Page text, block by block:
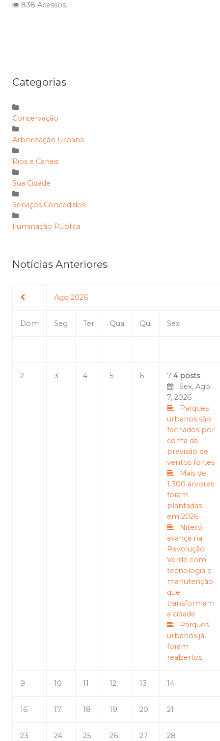
838 Acessos
Categorias
Conservação
Arborização Urbana
Rios e Canais
Sua Cidade
Serviços Concedidos
Iluminação Pública
Notícias Anteriores
Ago 2026
Dom Seg Ter Qua Qui Sex
2 3 4 5 6 7 4 posts
Sex, Ago
7, 2026
Parques
urbanos são
fechados por
conta da
previsão de
ventos fortes
Mais de
1.300 árvores
foram
plantadas
em 2026
Niterói
avança na
Revolução
Verde com
tecnologia e
manutenção
que
transformam
a cidade
Parques
urbanos já
foram
reabertos
9 10 11 12 13 14
16 17 18 19 20 21
23 24 25 26 27 28